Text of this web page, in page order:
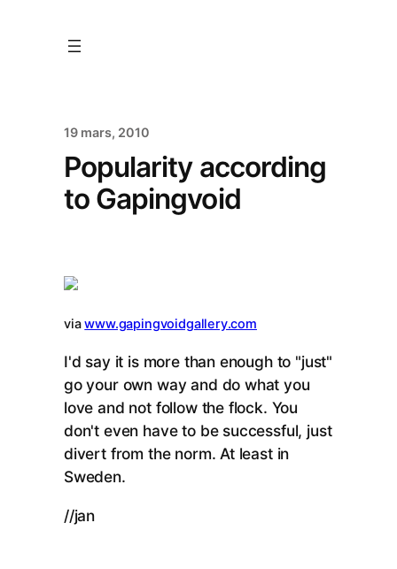
19 mars, 2010
Popularity according
to Gapingvoid
viawww.gapingvoidgallery.com
I'd say it is more than enough to "just"
go your own way and do what you
love and not follow the flock. You
don't even have to be successful, just
divert from the norm. At least in
Sweden.
//jan